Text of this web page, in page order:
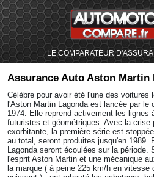
LE COMPARATEUR
Assurance Auto Aston Martin
Célèbre pour avoir été l'une des voitures
l'Aston Martin Lagonda est lancée par le
1974. Elle reprend activement les lignes
futuristes et géométriques. Avec la crise
exorbitante, la première série est
au total, seront produites jusqu'en 1989.
Lagonda seront écoulées sur la période.
l'esprit Aston Martin et une mécanique
la marque ( à peine 225 km/h en vitesse